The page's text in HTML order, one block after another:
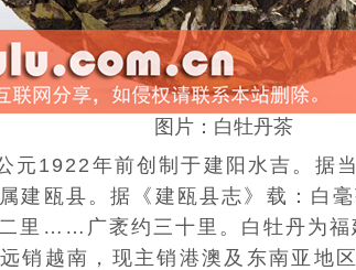
图片：白牡丹茶
元1922年前创制于建阳水吉。据
建瓯县。据《 建瓯县志》载： 白
里……广袤约三十里。白牡丹为福
销 越南 ，现主销 港澳 及 东南亚 地